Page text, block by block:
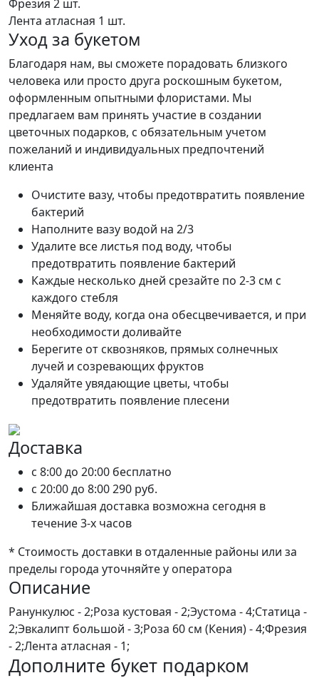
Фрезия 2 шт.
Лента атласная 1 шт.
Уход за букетом
Благодаря нам, вы сможете порадовать близкого
человека или просто друга роскошным букетом,
оформленным опытными флористами. Мы
предлагаем вам принять участие в создании
цветочных подарков, с обязательным учетом
пожеланий и индивидуальных предпочтений
клиента
Очистите вазу, чтобы предотвратить появление
бактерий
Наполните вазу водой на 2/3
Удалите все листья под воду, чтобы
предотвратить появление бактерий
Каждые несколько дней срезайте по 2-3 см с
каждого стебля
Меняйте воду, когда она обесцвечивается, и при
необходимости доливайте
Берегите от сквозняков, прямых солнечных
лучей и созревающих фруктов
Удаляйте увядающие цветы, чтобы
предотвратить появление плесени
Доставка
c 8:00 до 20:00 бесплатно
c 20:00 до 8:00290 руб.
Ближайшая доставка возможна сегодня в
течение 3-х часов
* Стоимость доставки в отдаленные районы или за
пределы города уточняйте у оператора
Описание
Ранункулюс - 2;Роза кустовая - 2;Эустома - 4;Статица -
2;Эвкалипт большой - 3;Роза 60 см (Кения) - 4;Фрезия
- 2;Лента атласная - 1;
Дополните букет подарком